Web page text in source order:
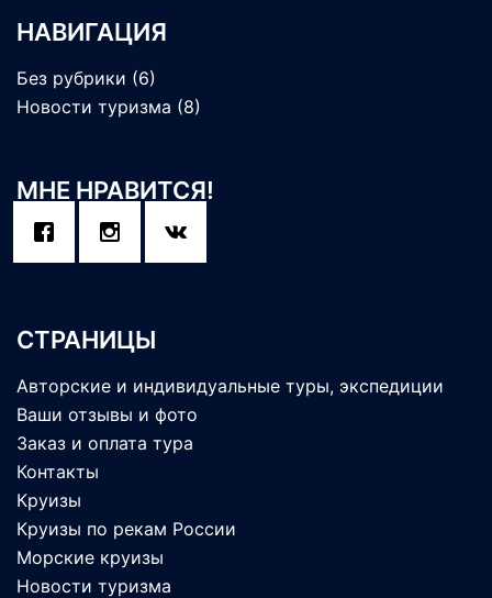
НАВИГАЦИЯ
Без рубрики (6)
Новости туризма (8)
МНЕ НРАВИТСЯ!
СТРАНИЦЫ
Авторские и индивидуальные туры, экспедиции
Ваши отзывы и фото
Заказ и оплата тура
Контакты
Круизы
Круизы по рекам России
Морские круизы
Новости туризма